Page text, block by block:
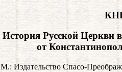
История Русской Церкви
от
М.: Издательство Спасо-